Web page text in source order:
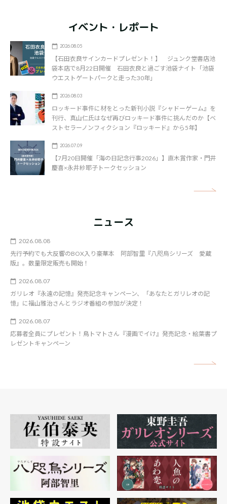
イベント・レポート
2026.08.05
【石田衣良サインカードプレゼント！】 ジュンク堂書店池
袋本店で8月22日開催 石田衣良と過ごす池袋ナイト「池袋
ウエストゲートパークと走った30年」
2026.08.03
ロッキード事件に材をとった新刊小説『シャドーゲーム』を
刊行、真山仁氏はなぜ再びロッキード事件に挑んだのか【ベ
ストセラーノンフィクション『ロッキード』から5年】
2026.07.09
【7月20日開催「海の日記念行事2026」】直木賞作家・門井
慶喜×永井紗耶子トークセッション
ニュース
2026.08.08
先行予約でも大反響のBOX入り豪華本 阿部智里『八咫烏シリーズ 愛蔵
版』。数量限定販売も開始！
2026.08.07
ガリレオ『永遠の記憶』発売記念キャンペーン、「あなたとガリレオの記
憶」に福山雅治さんとラジオ番組の参加が決定！
2026.08.07
応募者全員にプレゼント！鳥トマトさん『漫画でイけ』発売記念・絵葉書プ
レゼントキャンペーン